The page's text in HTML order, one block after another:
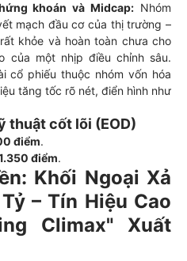
khoán và Midcap: Nhóm
mạch đầu cơ của thị trường –
khỏe và hoàn toàn chưa cho
của một nhịp điều chỉnh sâu.
cổ phiếu thuộc nhóm vốn hóa
tăng tốc rõ nét, điển hình như
thuật cốt lõi (EOD)
điểm.
điểm.
Khối Ngoại Xả
– Tín Hiệu Cao
Climax" Xuất